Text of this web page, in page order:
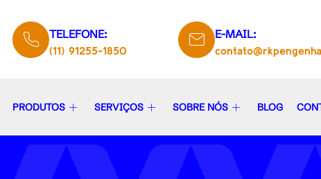
TELEFONE:
(11) 91255-1850
E-MAIL:
PRODUTOS SERVIÇOS SOBRE NÓS BLOG